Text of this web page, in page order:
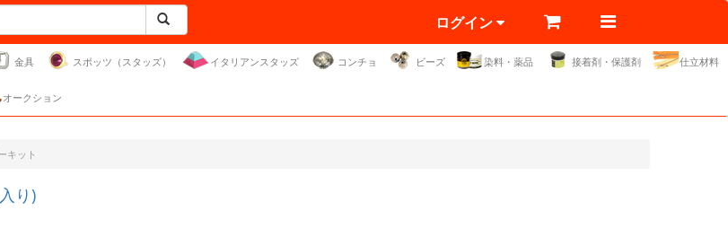
ログイン
金具 スポッツ（スタッズ） イタリアンスタッズ コンチョ ビーズ 染料・薬品 接着剤・保護剤 仕立材料
オークション
キット
り)